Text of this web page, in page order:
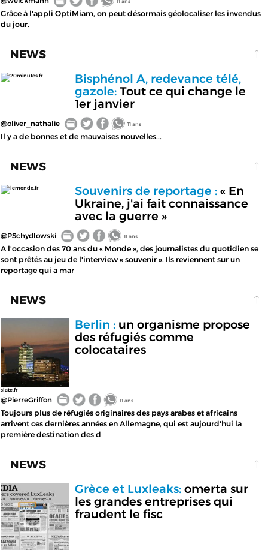
11 ans
Grâce à l'appli OptiMiam, on peut désormais géolocaliser les invendus
du jour.
NEWS
20minutes.fr
Bisphénol A, redevance télé,
gazole:Tout ce qui change le
1er janvier
@oliver_nathalie 11 ans
Il y a de bonnes et de mauvaises nouvelles...
NEWS
lemonde.fr Souvenirs de reportage :« En
Ukraine, j'ai fait connaissance
avec la guerre »
@PSchydlowski 11 ans
A l'occasion des 70 ans du « Monde », des journalistes du quotidien se
sont prêtés au jeu de l'interview « souvenir ». Ils reviennent sur un
reportage qui a mar
NEWS
slate.fr
Berlin :un organisme propose
des réfugiés comme
colocataires
@PierreGriffon 11 ans
Toujours plus de réfugiés originaires des pays arabes et africains
arrivent ces dernières années en Allemagne, qui est aujourd'hui la
première destination des d
NEWS
Grèce et Luxleaks:omerta sur
les grandes entreprises qui
fraudent le fisc